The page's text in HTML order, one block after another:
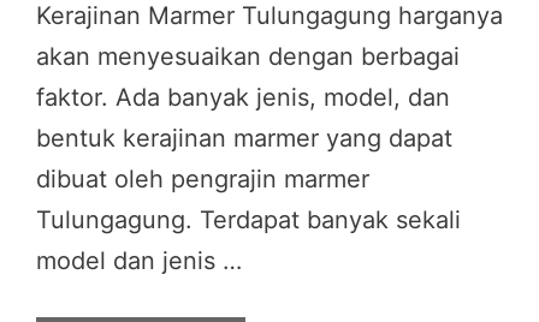
Kerajinan Marmer Tulungagung harganya
akan menyesuaikan dengan berbagai
faktor. Ada banyak jenis, model, dan
bentuk kerajinan marmer yang dapat
dibuat oleh pengrajin marmer
Tulungagung. Terdapat banyak sekali
model dan jenis …